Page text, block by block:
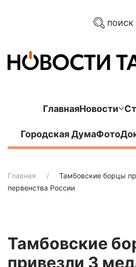
поиск
ГлавнаяНовости
Городская ДумаФото
Главная
Тамбовские борцы
первенства России
Тамбовские
привезли 3